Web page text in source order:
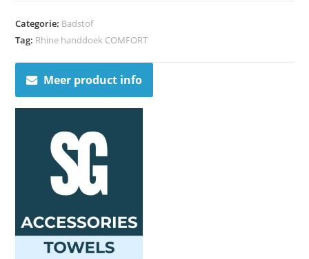
Categorie: Badstof
Tag: Rhine handdoek COMFORT
Meer product info